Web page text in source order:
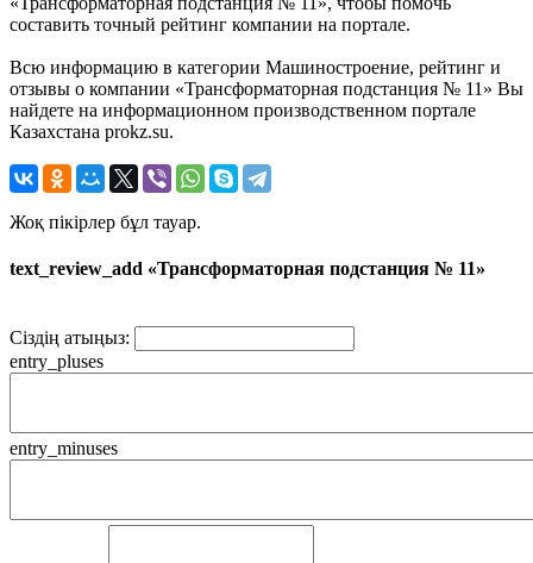
составить точный рейтинг компании на портале.
Всю информацию в категории Машиностроение, рейтинг и
отзывы о компании «Трансформаторная подстанция № 11» Вы
найдете на информационном производственном портале
Казахстана prokz.su.
Жоқ пікірлер бұл тауар.
text_review_add «Трансформаторная подстанция № 11»
Сіздің атыңыз:
entry_pluses
entry_minuses